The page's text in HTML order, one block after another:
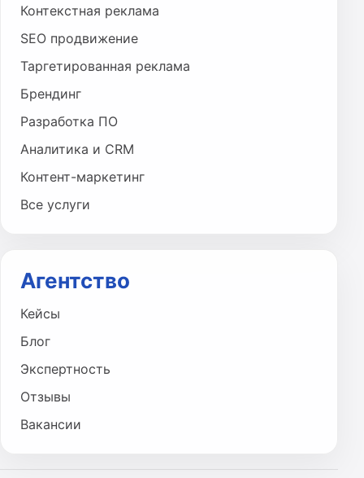
Контекстная реклама
SEO продвижение
Таргетированная реклама
Брендинг
Разработка ПО
Аналитика и CRM
Контент-маркетинг
Все услуги
Агентство
Кейсы
Блог
Экспертность
Отзывы
Вакансии